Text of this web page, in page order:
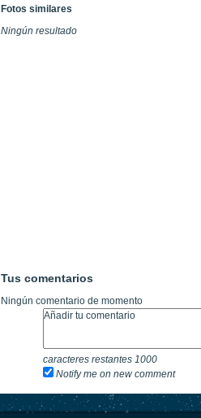
Fotos similares
Ningún resultado
Tus comentarios
Ningún comentario de momento
caracteres restantes 1000
Notify me on new comment